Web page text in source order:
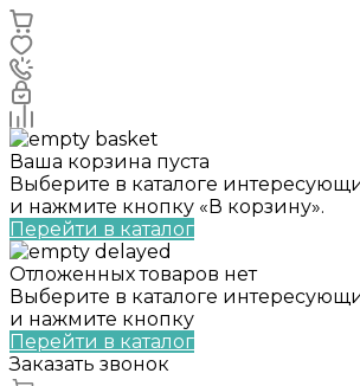
Ваша корзина пуста
Выберите в каталоге
и нажмите кнопку «В корзину».
Перейти в каталог
Отложенных товаров нет
Выберите в каталоге
и нажмите кнопку
Перейти в каталог
Заказать звонок